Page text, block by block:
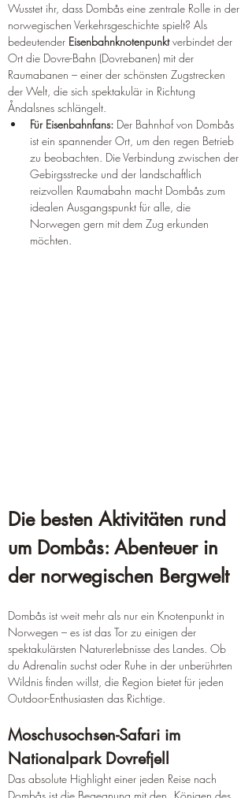
Wusstet ihr, dass Dombås eine zentrale Rolle in der
norwegischen Verkehrsgeschichte spielt? Als
bedeutender Eisenbahnknotenpunkt verbindet der
Ort die Dovre-Bahn (Dovrebanen) mit der
Raumabanen – einer der schönsten Zugstrecken
der Welt, die sich spektakulär in Richtung
Åndalsnes schlängelt.
Für Eisenbahnfans: Der Bahnhof von Dombås
ist ein spannender Ort, um den regen Betrieb
zu beobachten. Die Verbindung zwischen der
Gebirgsstrecke und der landschaftlich
reizvollen Raumabahn macht Dombås zum
idealen Ausgangspunkt für alle, die
Norwegen gern mit dem Zug erkunden
möchten.
Die besten Aktivitäten rund
um Dombås: Abenteuer in
der norwegischen Bergwelt
Dombås ist weit mehr als nur ein Knotenpunkt in
Norwegen – es ist das Tor zu einigen der
spektakulärsten Naturerlebnisse des Landes. Ob
du Adrenalin suchst oder Ruhe in der unberührten
Wildnis finden willst, die Region bietet für jeden
Outdoor-Enthusiasten das Richtige.
Moschusochsen-Safari im
Nationalpark Dovrefjell
Das absolute Highlight einer jeden Reise nach